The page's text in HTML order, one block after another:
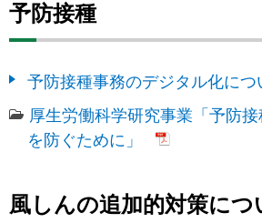
予防接種
予防接種事務のデジタル化につ
厚生労働科学研究事業「予防
を防ぐために」
風しんの追加的対策につ